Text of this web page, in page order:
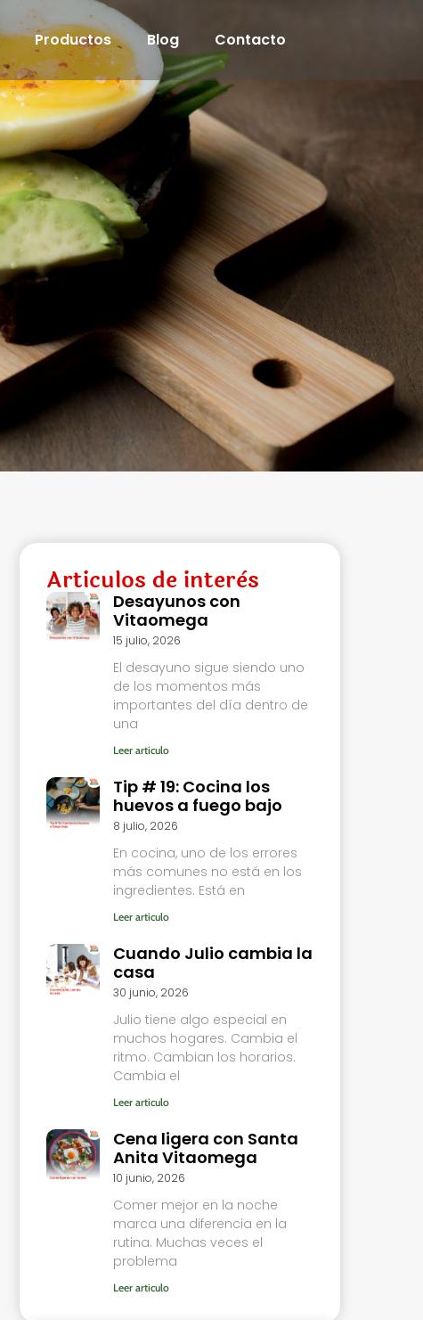
Productos Blog Contacto
Articulos de interès
Desayunos con
Vitaomega
15 julio, 2026
El desayuno sigue siendo uno
de los momentos más
importantes del día dentro de
una
Leer articulo
Tip # 19: Cocina los
huevos a fuego bajo
8 julio, 2026
En cocina, uno de los errores
más comunes no está en los
ingredientes. Está en
Leer articulo
Cuando Julio cambia la
casa
30 junio, 2026
Julio tiene algo especial en
muchos hogares. Cambia el
ritmo. Cambian los horarios.
Cambia el
Leer articulo
Cena ligera con Santa
Anita Vitaomega
10 junio, 2026
Comer mejor en la noche
marca una diferencia en la
rutina. Muchas veces el
problema
Leer articulo